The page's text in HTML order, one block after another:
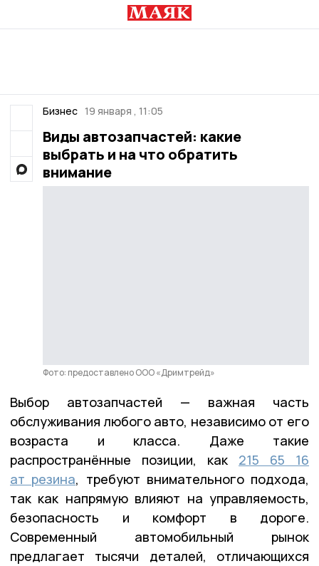
Бизнес 19 января , 11:05
Виды автозапчастей: какие
выбрать и на что обратить
внимание
Фото: предоставлено ООО «Дримтрейд»
Выбор автозапчастей — важная часть
обслуживания любого авто, независимо от его
возраста и класса. Даже такие
распространённые позиции, как 215 65 16
ат резина, требуют внимательного подхода,
так как напрямую влияют на управляемость,
безопасность и комфорт в дороге.
Современный автомобильный рынок
предлагает тысячи деталей, отличающихся